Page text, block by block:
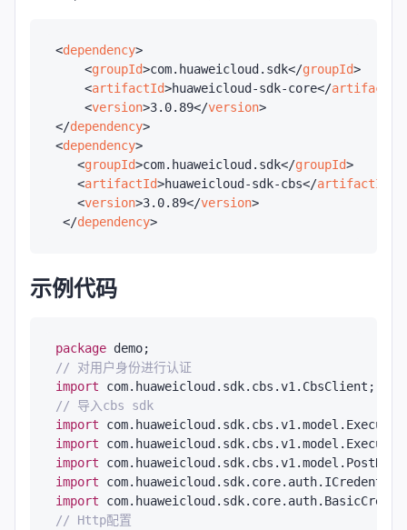
<dependency>
<groupId>com.huaweicloud.sdk</groupId>
<artifactId>huaweicloud-sdk-core</artifactId
<version>3.0.89</version>
</dependency>
<dependency>
<groupId>com.huaweicloud.sdk</groupId>
<artifactId>huaweicloud-sdk-cbs</artifactId
<version>3.0.89</version>
</dependency>
示例代码
package
// 对用户身份进行认证
import
// 导入cbs sdk
import
import
import
import
import
// Http配置